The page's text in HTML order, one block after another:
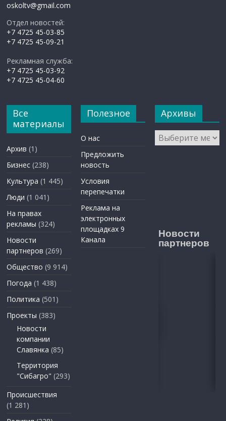
oskoltv@gmail.com
Отдел новостей:
+7 4725 45-03-85
+7 4725 45-09-21
Рекламная служба:
+7 4725 45-03-92
+7 4725 45-04-60
Все
материалы
Архив (1)
Бизнес (238)
Культура (1 445)
Люди (1 041)
На правах
рекламы (324)
Новости
партнеров (269)
Общество (9 914)
Погода (1 438)
Политика (501)
Проекты (383)
Новости
компании
Славянка (85)
Территория
"Сибагро" (293)
Происшествия
(1 281)
Полезное
О нас
Предложить
новость
Условия
перепечатки
Реклама на
электронных
площадках 9
Канала
Архивы
Архивы
Новости
партнеров